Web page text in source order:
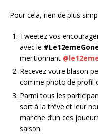
Pour cela, rien de plus
Tweetez vos
avec le #Le12emeGone
mentionnant
Recevez votre blason
comme photo de profil
Parmi tous les
sort à la trêve et leur
manche d’un des
saison.